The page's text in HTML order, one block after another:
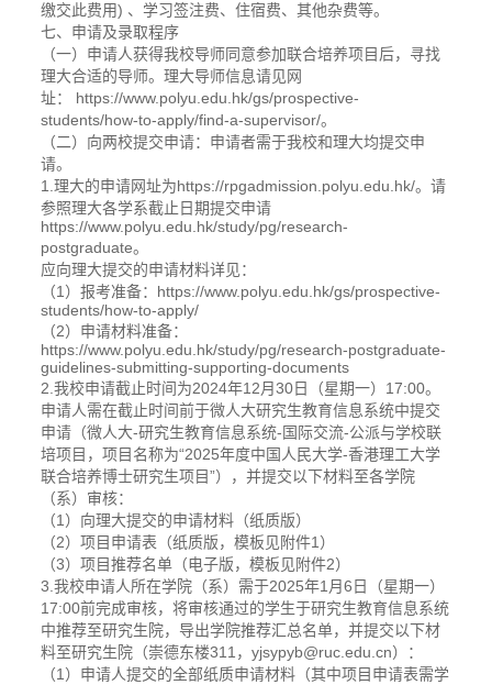
缴交此费用) 、学习签注费、住宿费、其他杂费等。
七、申请及录取程序
（一）申请人获得我校导师同意参加联合培养项目后，寻找
理大合适的导师。理大导师信息请见网
址： https://www.polyu.edu.hk/gs/prospective-
students/how-to-apply/find-a-supervisor/。
（二）向两校提交申请：申请者需于我校和理大均提交申
请。
1.理大的申请网址为https://rpgadmission.polyu.edu.hk/。请
参照理大各学系截止日期提交申请
https://www.polyu.edu.hk/study/pg/research-
postgraduate。
应向理大提交的申请材料详见：
（1）报考准备：https://www.polyu.edu.hk/gs/prospective-
students/how-to-apply/
（2）申请材料准备：
https://www.polyu.edu.hk/study/pg/research-postgraduate-
guidelines-submitting-supporting-documents
2.我校申请截止时间为2024年12月30日（星期一）17:00。
申请人需在截止时间前于微人大研究生教育信息系统中提交
申请（微人大-研究生教育信息系统-国际交流-公派与学校联
培项目，项目名称为“2025年度中国人民大学-香港理工大学
联合培养博士研究生项目”），并提交以下材料至各学院
（系）审核：
（1）向理大提交的申请材料（纸质版）
（2）项目申请表（纸质版，模板见附件1）
（3）项目推荐名单（电子版，模板见附件2）
3.我校申请人所在学院（系）需于2025年1月6日（星期一）
17:00前完成审核，将审核通过的学生于研究生教育信息系统
中推荐至研究生院，导出学院推荐汇总名单，并提交以下材
料至研究生院（崇德东楼311，yjsypyb@ruc.edu.cn）：
（1）申请人提交的全部纸质申请材料（其中项目申请表需学